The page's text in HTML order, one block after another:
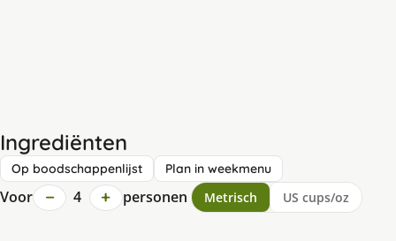
Ingrediënten
Op boodschappenlijst Plan in weekmenu
Voor − 4 + personen Metrisch US cups/oz